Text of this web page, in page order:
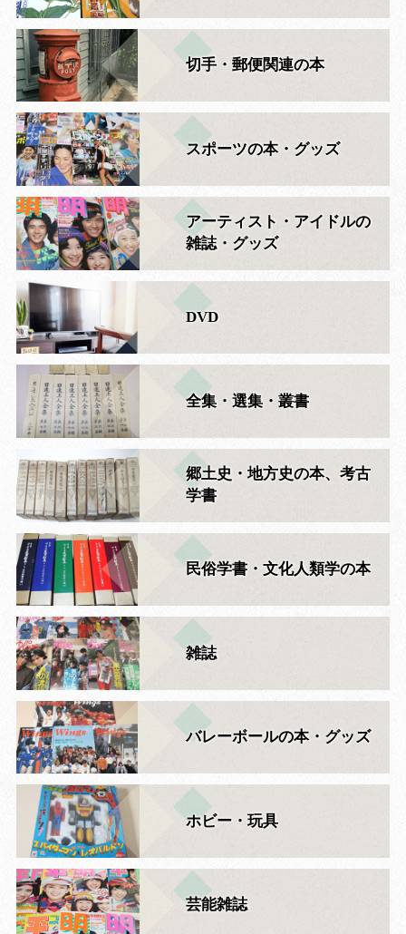
切手・郵便関連の本
スポーツの本・グッズ
アーティスト・アイドルの
雑誌・グッズ
DVD
全集・選集・叢書
郷土史・地方史の本、考古
学書
民俗学書・文化人類学の本
雑誌
バレーボールの本・グッズ
ホビー・玩具
芸能雑誌